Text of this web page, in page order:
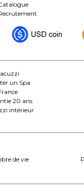
un Spa
20 ans
intérieur
de vie